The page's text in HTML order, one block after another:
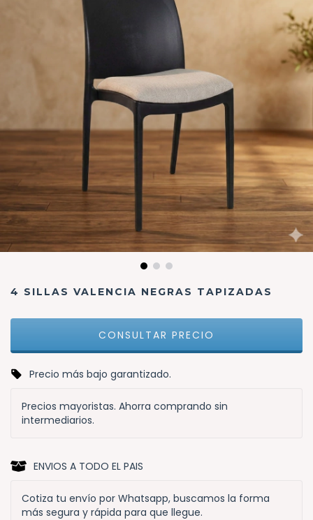
4 SILLAS VALENCIA NEGRAS TAPIZADAS
Precio más bajo garantizado.
Precios mayoristas. Ahorra comprando sin
intermediarios.
ENVIOS A TODO EL PAIS
Cotiza tu envío por Whatsapp, buscamos la forma
más segura y rápida para que llegue.